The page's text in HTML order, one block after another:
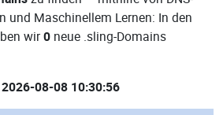
und Maschinellem Lernen: In den
wir0 neue .sling-Domains
2026-08-08 10:30:56